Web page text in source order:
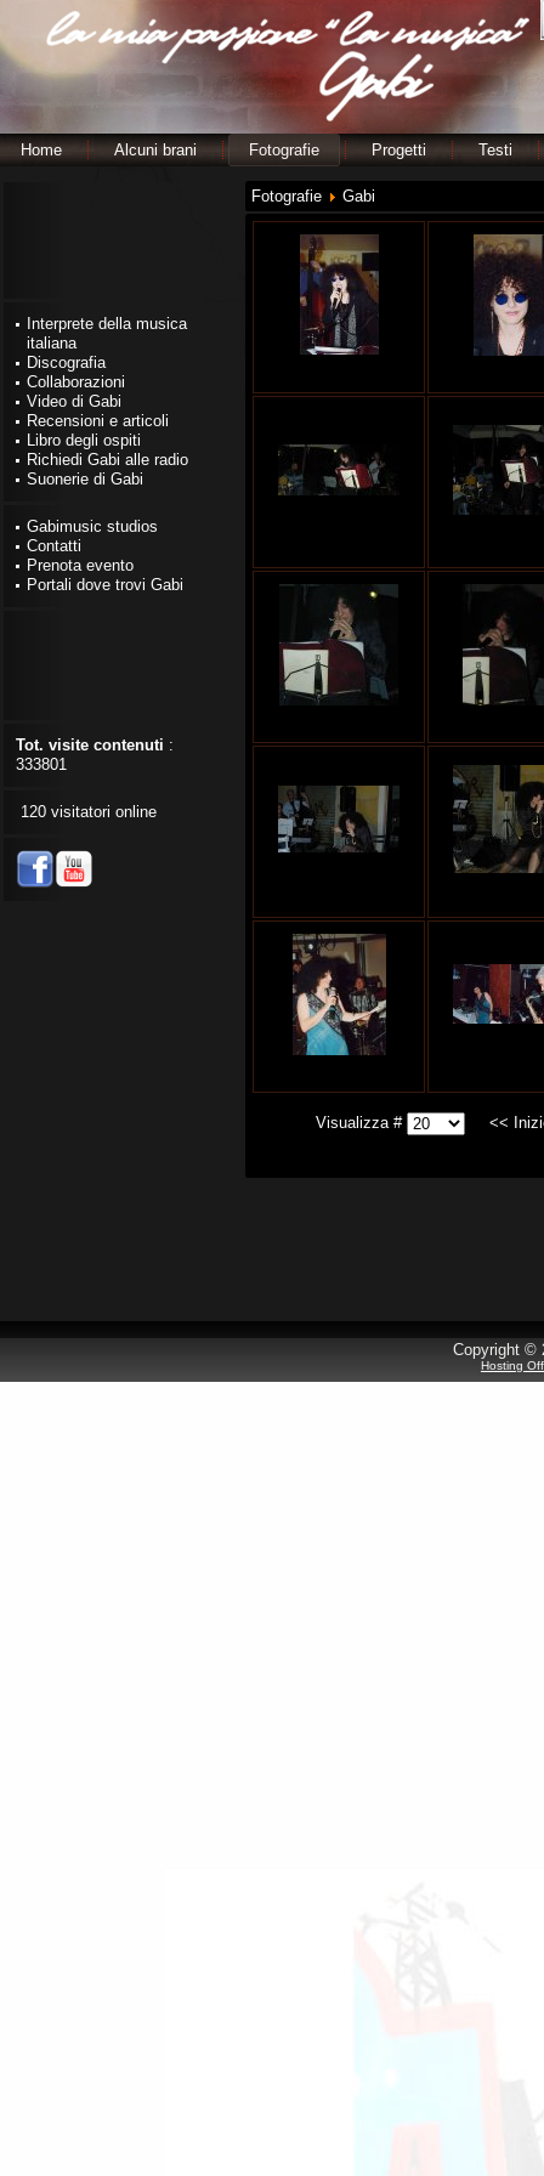
Home Alcuni brani Fotografie Progetti Testi
Interprete della musica
italiana
Discografia
Collaborazioni
Video di Gabi
Recensioni e articoli
Libro degli ospiti
Richiedi Gabi alle radio
Suonerie di Gabi
Gabimusic studios
Contatti
Prenota evento
Portali dove trovi Gabi
Tot. visite contenuti :
333801
120 visitatori online
Fotografie Gabi
Visualizza # <<
Copyright ©
Hosting